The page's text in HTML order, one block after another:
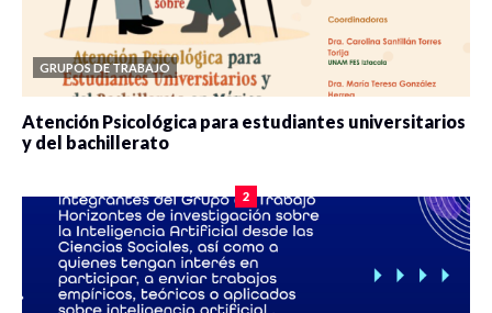
GRUPOS DE TRABAJO
Atención Psicológica para estudiantes universitarios
y del bachillerato
2